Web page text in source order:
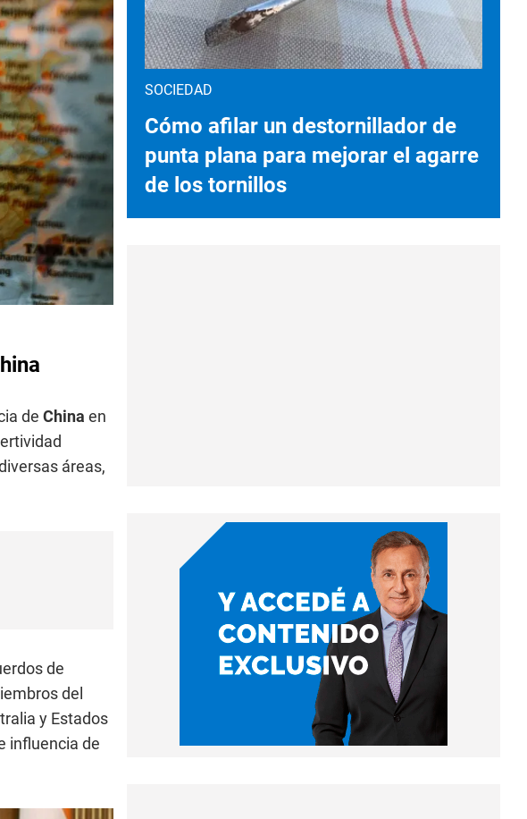
de China en
áreas,
de
del
y Estados
influencia de
SOCIEDAD
Cómo afilar un destornillador de
punta plana para mejorar el agarre
de los tornillos